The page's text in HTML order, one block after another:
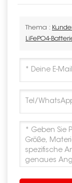
Thema :
LiFePO4-